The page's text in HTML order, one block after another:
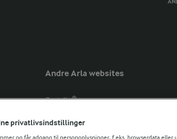
Andre Arla websites
Castello®
Arla Unika
Arla shop
privatlivsindstillinger
og får adgang til personoplysninger, f.eks. browserdata eller